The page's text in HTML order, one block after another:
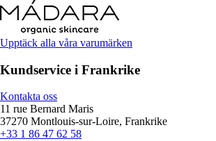
Upptäck alla våra varumärken
Kundservice i Frankrike
Kontakta oss
11 rue Bernard Maris
37270 Montlouis-sur-Loire, Frankrike
+33 1 86 47 62 58